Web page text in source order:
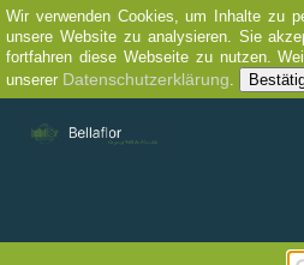
Wir verwenden Cookies, um Inhalte zu
unsere Website zu analysieren. Sie
fortfahren diese Webseite zu nutzen.
unserer Datenschutzerklärung.